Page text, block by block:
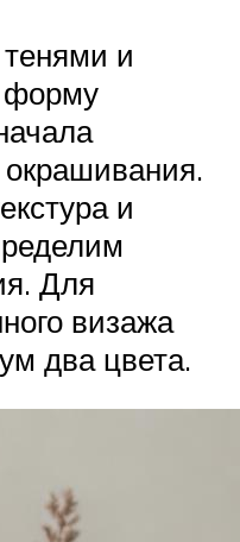
и
форму
и
Для
визажа
два цвета.